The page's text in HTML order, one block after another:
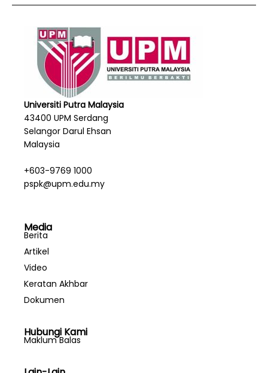
Universiti Putra Malaysia
43400 UPM Serdang
Selangor Darul Ehsan
Malaysia
+603-9769 1000
pspk@upm.edu.my
Media
Berita
Artikel
Video
Keratan Akhbar
Dokumen
Hubungi Kami
Maklum Balas